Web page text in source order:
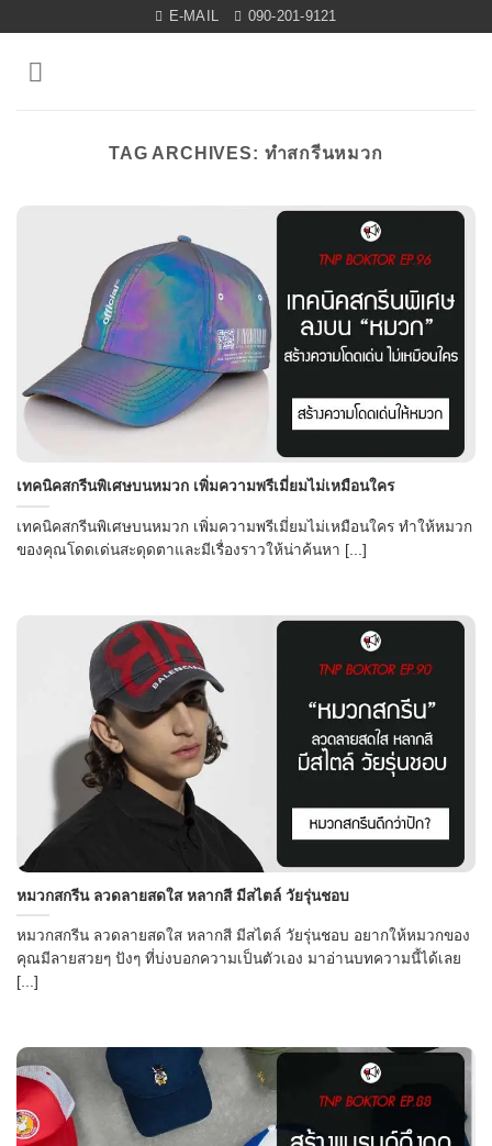
content
E-MAIL 090-201-9121
TAG ARCHIVES: ทำสกรีนหมวก
เทคนิคสกรีนพิเศษบนหมวก เพิ่มความพรีเมี่ยมไม่เหมือนใคร
เทคนิคสกรีนพิเศษบนหมวก เพิ่มความพรีเมี่ยมไม่เหมือนใคร ทำให้หมวก
ของคุณโดดเด่นสะดุดตาและมีเรื่องราวให้น่าค้นหา [...]
หมวกสกรีน ลวดลายสดใส หลากสี มีสไตล์ วัยรุ่นชอบ
หมวกสกรีน ลวดลายสดใส หลากสี มีสไตล์ วัยรุ่นชอบ อยากให้หมวกของ
คุณมีลายสวยๆ ปังๆ ที่บ่งบอกความเป็นตัวเอง มาอ่านบทความนี้ได้เลย
[...]